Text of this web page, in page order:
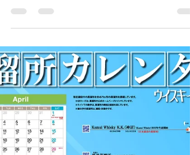
ECサイトをオープンしました。